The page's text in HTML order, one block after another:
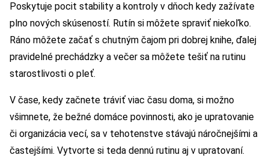
Poskytuje pocit stability a kontroly v dňoch kedy zažívate
plno nových skúseností. Rutín si môžete spraviť niekoľko.
Ráno môžete začať s chutným čajom pri dobrej knihe, ďalej
pravidelné prechádzky a večer sa môžete tešiť na rutinu
starostlivosti o pleť.
V čase, kedy začnete tráviť viac času doma, si možno
všimnete, že bežné domáce povinnosti, ako je upratovanie
či organizácia vecí, sa v tehotenstve stávajú náročnejšími a
častejšími. Vytvorte si teda dennú rutinu aj v upratovaní.